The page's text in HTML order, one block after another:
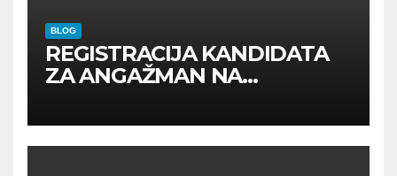
BLOG
REGISTRACIJA KANDIDATA
ZA ANGAŽMAN NA